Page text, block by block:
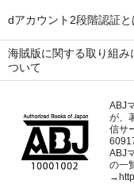
dアカウント2段階認証と
海賊版に関する取り組み
ついて
ABJ
が、
信サ
ABJ
の一
→